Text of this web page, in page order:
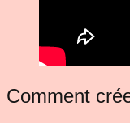
Comment